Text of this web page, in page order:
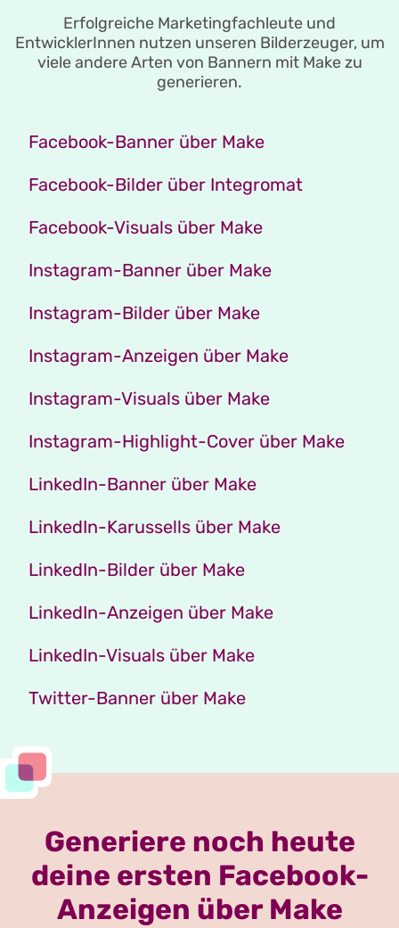
Erfolgreiche Marketingfachleute und
EntwicklerInnen nutzen unseren Bilderzeuger, um
viele andere Arten von Bannern mit Make zu
generieren.
Facebook-Banner über Make
Facebook-Bilder über Integromat
Facebook-Visuals über Make
Instagram-Banner über Make
Instagram-Bilder über Make
Instagram-Anzeigen über Make
Instagram-Visuals über Make
Instagram-Highlight-Cover über Make
LinkedIn-Banner über Make
LinkedIn-Karussells über Make
LinkedIn-Bilder über Make
LinkedIn-Anzeigen über Make
LinkedIn-Visuals über Make
Twitter-Banner über Make
Generiere noch heute
deine ersten Facebook-
Anzeigen über Make